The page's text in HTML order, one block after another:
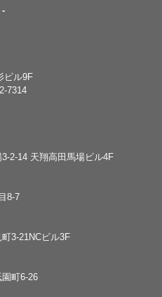
-
ビル9F
7314
2-14 天翔高田馬場ビル4F
8-7
3-21NCビル3F
町6-26